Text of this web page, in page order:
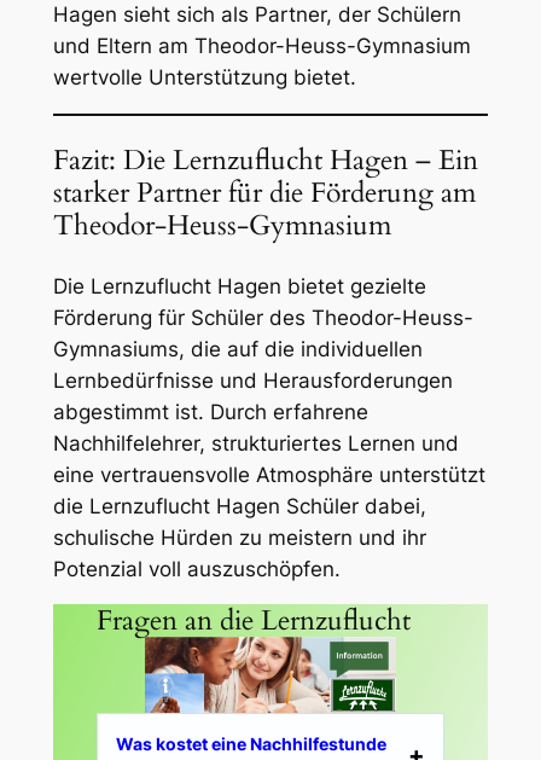
Hagen sieht sich als Partner, der Schülern
und Eltern am Theodor-Heuss-Gymnasium
wertvolle Unterstützung bietet.
Fazit: Die Lernzuflucht Hagen – Ein
starker Partner für die Förderung am
Theodor-Heuss-Gymnasium
Die Lernzuflucht Hagen bietet gezielte
Förderung für Schüler des Theodor-Heuss-
Gymnasiums, die auf die individuellen
Lernbedürfnisse und Herausforderungen
abgestimmt ist. Durch erfahrene
Nachhilfelehrer, strukturiertes Lernen und
eine vertrauensvolle Atmosphäre unterstützt
die Lernzuflucht Hagen Schüler dabei,
schulische Hürden zu meistern und ihr
Potenzial voll auszuschöpfen.
Fragen an die Lernzuflucht
Was kostet eine Nachhilfestunde